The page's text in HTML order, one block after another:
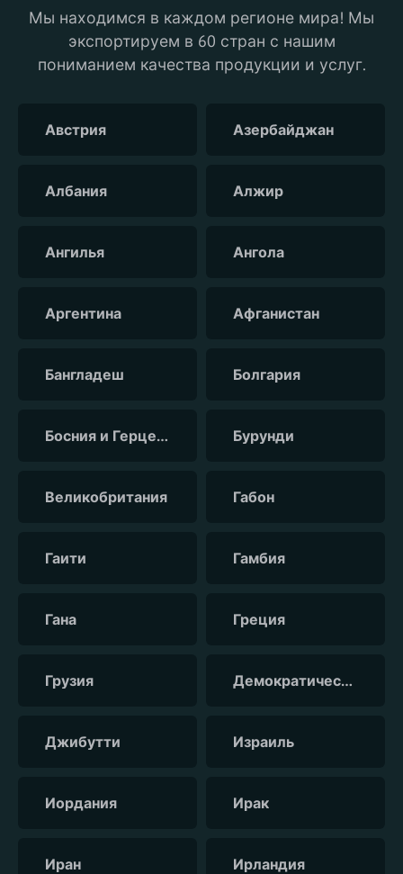
Мы находимся в каждом регионе мира! Мы
экспортируем в 60 стран с нашим
пониманием качества продукции и услуг.
Австрия Азербайджан
Албания Алжир
Ангилья Ангола
Аргентина Афганистан
Бангладеш Болгария
Босния и Герцеговина Бурунди
Великобритания Габон
Гаити Гамбия
Гана Греция
Грузия Демократическая республика Конго
Джибутти Израиль
Иордания Ирак
Иран Ирландия